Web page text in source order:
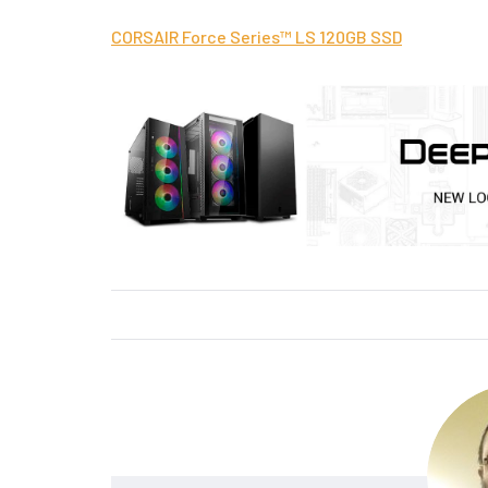
CORSAIR Force Series™ LS 120GB SSD